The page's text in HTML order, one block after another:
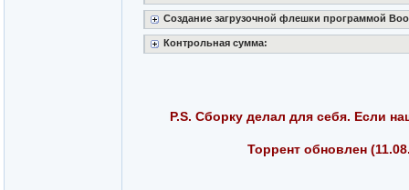
Создание загрузочной флешки программой
Контрольная сумма:
P.S. Сборку делал для себя. Если
Торрент обновлен